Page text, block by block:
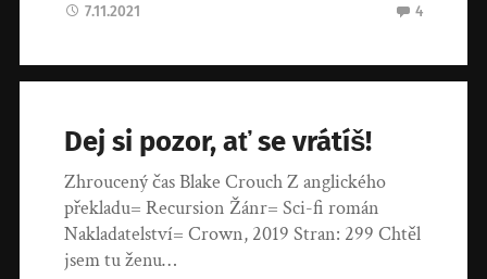
7.11.2021 4
Dej si pozor, ať se vrátíš!
Zhroucený čas Blake Crouch Z anglického
překladu= Recursion Žánr= Sci-fi román
Nakladatelství= Crown, 2019 Stran: 299 Chtěl
jsem tu ženu…